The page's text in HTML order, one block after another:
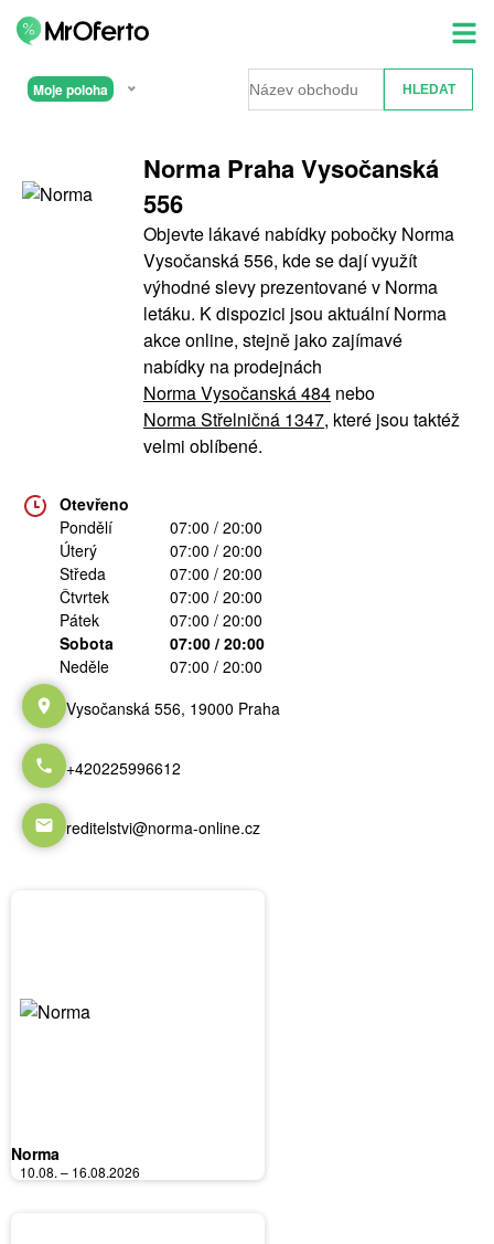
Moje poloha
Norma Praha Vysočanská
556
Objevte lákavé nabídky pobočky Norma
Vysočanská 556, kde se dají využít
výhodné slevy prezentované v Norma
letáku. K dispozici jsou aktuální Norma
akce online, stejně jako zajímavé
nabídky na prodejnách
Norma Vysočanská 484 nebo
Norma Střelničná 1347, které jsou taktéž
velmi oblíbené.
Otevřeno
Pondělí
07:00 / 20:00
Úterý
07:00 / 20:00
Středa
07:00 / 20:00
Čtvrtek
07:00 / 20:00
Pátek
07:00 / 20:00
Sobota
07:00 / 20:00
Neděle
07:00 / 20:00
Vysočanská 556, 19000 Praha
+420225996612
reditelstvi@norma-online.cz
Norma
10.08. – 16.08.2026